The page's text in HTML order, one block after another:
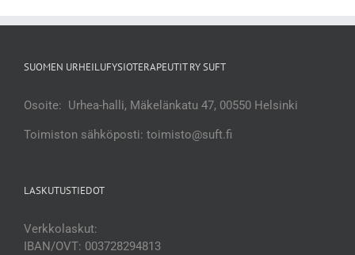
SUOMEN URHEILUFYSIOTERAPEUTIT RY SUFT
Osoite: Urhea-halli, Mäkelänkatu 47, 00550 Helsinki
Toimiston sähköposti: toimisto@suft.fi
LASKUTUSTIEDOT
Verkkolaskut:
IBAN/OVT: 003728294813